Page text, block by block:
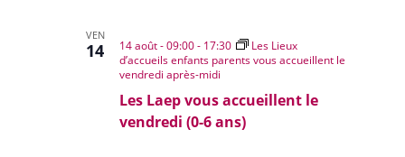
VEN
14
Les Laep vous accueillent le
vendredi (0-6 ans)
14 août - 09:00- 17:30
Les Lieux
d’accueils enfants parents vous accueillent le
vendredi après-midi